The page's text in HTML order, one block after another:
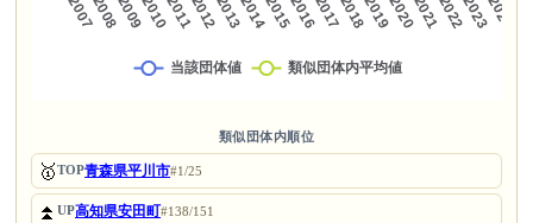
類似団体内順位
🥇TOP青森県平川市#1/25
⏫UP高知県安田町#138/151